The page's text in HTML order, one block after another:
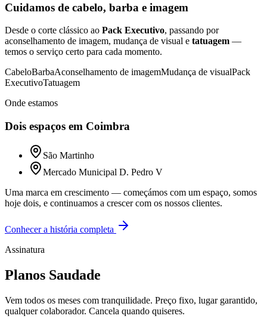
Cuidamos de cabelo, barba e imagem
Desde o corte clássico ao Pack Executivo, passando por
aconselhamento de imagem, mudança de visual e tatuagem —
temos o serviço certo para cada momento.
CabeloBarbaAconselhamento de imagemMudança de visualPack
ExecutivoTatuagem
Onde estamos
Dois espaços em Coimbra
São Martinho
Mercado Municipal D. Pedro V
Uma marca em crescimento — começámos com um espaço, somos
hoje dois, e continuamos a crescer com os nossos clientes.
Conhecer a história completa
Assinatura
Planos Saudade
Vem todos os meses com tranquilidade. Preço fixo, lugar garantido,
qualquer colaborador. Cancela quando quiseres.